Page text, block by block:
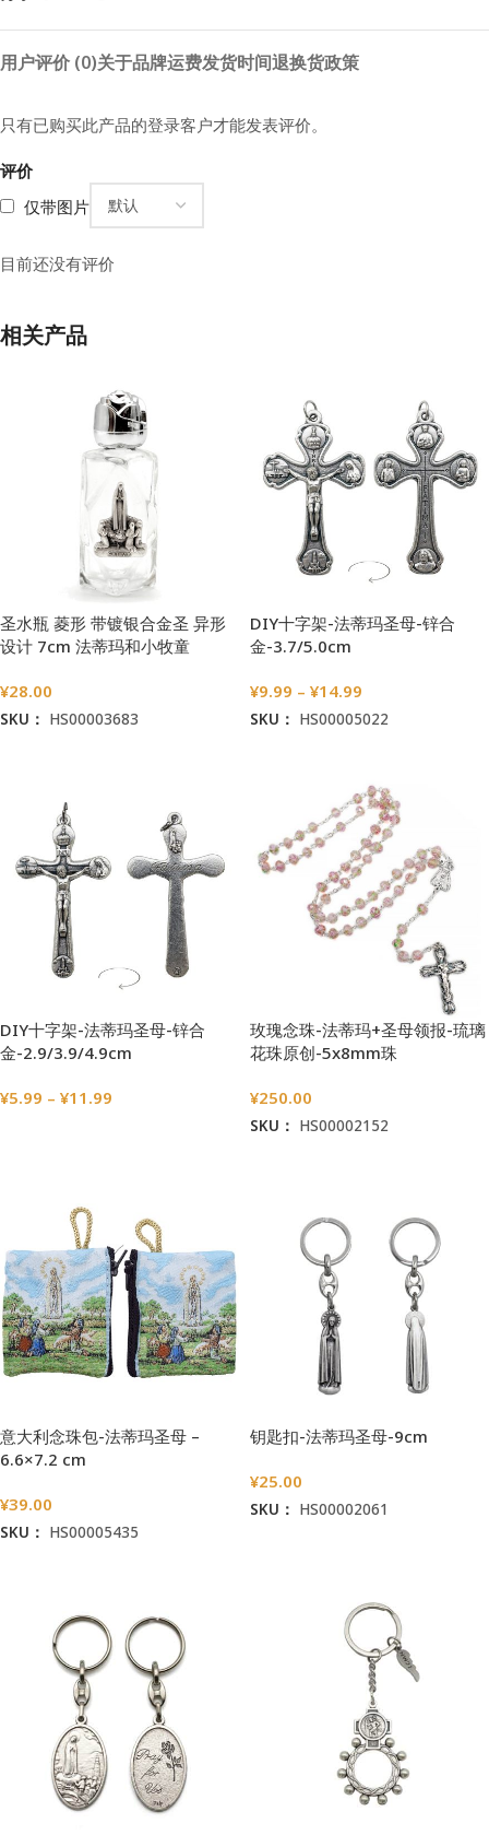
用户评价 (0)关于品牌运费发货时间退换货政策
评价
仅带图片
目前还没有评价
只有已购买此产品的登录客户才能发表评价。
相关产品
圣水瓶 菱形 带镀银合金圣 异形
设计 7cm 法蒂玛和小牧童
¥28.00
SKU： HS00003683
DIY十字架-法蒂玛圣母-锌合
金-3.7/5.0cm
¥9.99 – ¥14.99
SKU： HS00005022
DIY十字架-法蒂玛圣母-锌合
金-2.9/3.9/4.9cm
¥5.99 – ¥11.99
玫瑰念珠-法蒂玛+圣母领报-琉璃
花珠原创-5x8mm珠
¥250.00
SKU： HS00002152
意大利念珠包-法蒂玛圣母 –
6.6×7.2 cm
¥39.00
SKU： HS00005435
钥匙扣-法蒂玛圣母-9cm
¥25.00
SKU： HS00002061